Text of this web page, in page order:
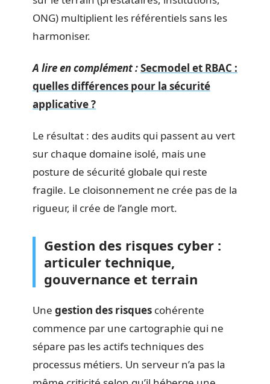
ONG) multiplient les référentiels sans les
harmoniser.
A lire en complément :Secmodel et RBAC :
quelles différences pour la sécurité
applicative ?
Le résultat : des audits qui passent au vert
sur chaque domaine isolé, mais une
posture de sécurité globale qui reste
fragile. Le cloisonnement ne crée pas de la
rigueur, il crée de l’angle mort.
Gestion des risques cyber :
articuler technique,
gouvernance et terrain
Une gestion des risques cohérente
commence par une cartographie qui ne
sépare pas les actifs techniques des
processus métiers. Un serveur n’a pas la